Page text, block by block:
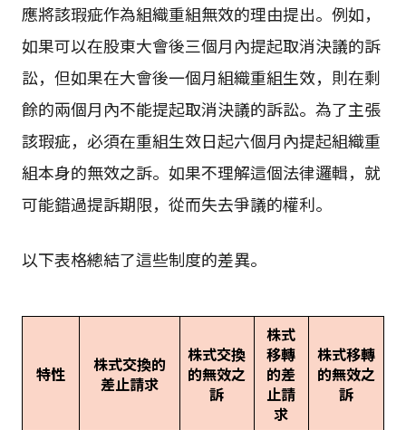
應將該瑕疵作為組織重組無效的理由提出。例如，
如果可以在股東大會後三個月內提起取消決議的訴
訟，但如果在大會後一個月組織重組生效，則在剩
餘的兩個月內不能提起取消決議的訴訟。為了主張
該瑕疵，必須在重組生效日起六個月內提起組織重
組本身的無效之訴。如果不理解這個法律邏輯，就
可能錯過提訴期限，從而失去爭議的權利。
以下表格總結了這些制度的差異。
特性
株式交換的
差止請求
株式交換
的無效之
訴
株式
移轉
的差
止請
求
株式移轉
的無效之
訴